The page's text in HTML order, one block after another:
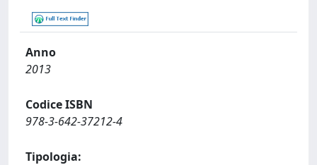
Anno
2013
Codice ISBN
978-3-642-37212-4
Tipologia: